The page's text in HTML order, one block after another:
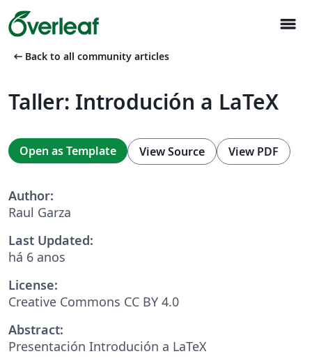
menu
arrow_left_alt Back to all community articles
Taller: Introdución a LaTeX
Open as Template View Source View PDF
Author:
Raul Garza
Last Updated:
há 6 anos
License:
Creative Commons CC BY 4.0
Abstract:
Presentación Introdución a LaTeX